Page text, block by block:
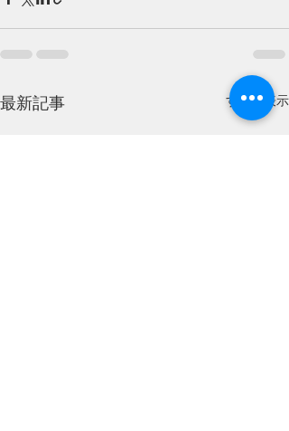
最新記事 すべて表示